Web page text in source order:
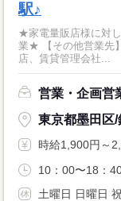
駅♪
★家電量販店様に対
業★ 【その他営業先】 インターネット通販会社、住宅設備機器販売
店、賃貸管理会社...
営業・企画営
東京都墨田区/
時給1,900円～
10：00〜18：
土曜日 日曜日